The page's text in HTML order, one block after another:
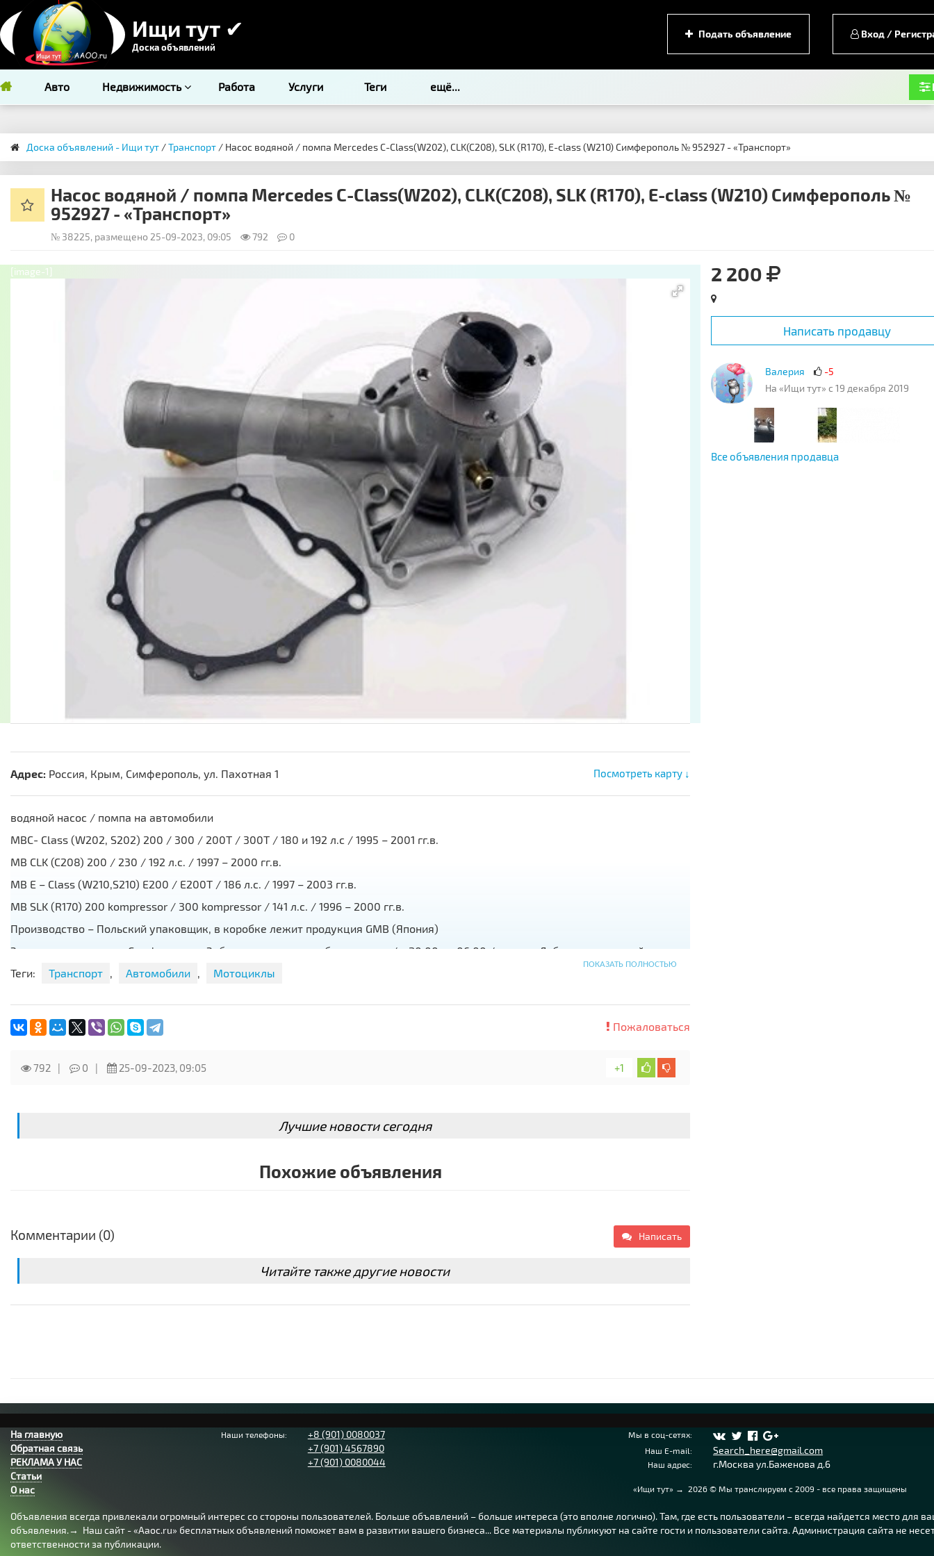
Ищи тут ✔
Доска объявлений
Подать объявление Вход /
Авто Недвижимость Работа Услуги Теги ещё...
Доска объявлений - Ищи тут /Транспорт / Насос водяной / помпа Mercedes C-Class(W202), CLK(C208), SLK (R170), E-class (W210) Симферополь № 952927 - «Транспорт»
Насос водяной / помпа Mercedes C-Class(W202), CLK(C208), SLK (R170), E-class (W210) Симферополь №
952927 - «Транспорт»
№ 38225, размещено 25-09-2023, 09:05 792 0
[image-1] 2 200
Написать продавцу
Валерия
-5
На «Ищи тут» с 19 декабря 2019
Все объявления продавца
Адрес: Россия, Крым, Симферополь, ул. Пахотная 1 Посмотреть карту ↓
водяной насос / помпа на автомобили
MBC- Class (W202, S202) 200 / 300 / 200T / 300T / 180 и 192 л.с / 1995 – 2001 гг.в.
MB CLK (C208) 200 / 230 / 192 л.с. / 1997 – 2000 гг.в.
MB E – Class (W210,S210) E200 / E200T / 186 л.с. / 1997 – 2003 гг.в.
MB SLK (R170) 200 kompressor / 300 kompressor / 141 л.с. / 1996 – 2000 гг.в.
Производство – Польский упаковщик, в коробке лежит продукция GMB (Япония)
Запчасть находится в Симферополе. Забрать можно в нерабочее время/ с 20:00 до 06:00 / ночью . Либо на следующий день по
При получении
- Денежный перевод Юнистрим, Форсаж, Контакт
ПОКАЗАТЬ ПОЛНОСТЬЮ
Теги: Транспорт , Автомобили , Мотоциклы
Пожаловаться
792 0 25-09-2023, 09:05 +1
Лучшие новости сегодня
Похожие объявления
Комментарии (0) Написать
Читайте также другие новости
На главную
Обратная связь
РЕКЛАМА У НАС
Статьи
О нас
Наши телефоны:
+8 (901) 0080037
+7 (901) 4567890
+7 (901) 0080044
Мы в соц-сетях:
Наш E-mail:
Search_here@gmail.com
Наш адрес: г.Москва ул.Баженова д.6
«Ищи тут» →2026 © Мы транслируем с 2009 - все права защищены
Объявления всегда привлекали огромный интерес со стороны пользователей. Больше объявлений – больше интереса (это вполне логично). Там, где есть пользователи – всегда найдется место для
объявления.→ Наш сайт - «Aaoc.ru» бесплатных объявлений поможет вам в развитии вашего бизнеса... Все материалы публикуют на сайте гости и пользователи сайта. Администрация сайта не
ответственности за публикации.